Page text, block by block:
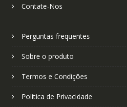
Contate-Nos
Perguntas frequentes
Sobre o produto
Termos e Condições
Política de Privacidade